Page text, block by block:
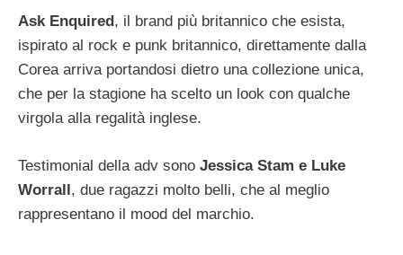
Ask Enquired , il brand più britannico che esista,
ispirato al rock e punk britannico, direttamente dalla
Corea arriva portandosi dietro una collezione unica,
che per la stagione ha scelto un look con qualche
virgola alla regalità inglese.
Testimonial della adv sono Jessica Stam e Luke
Worrall, due ragazzi molto belli, che al meglio
rappresentano il mood del marchio.